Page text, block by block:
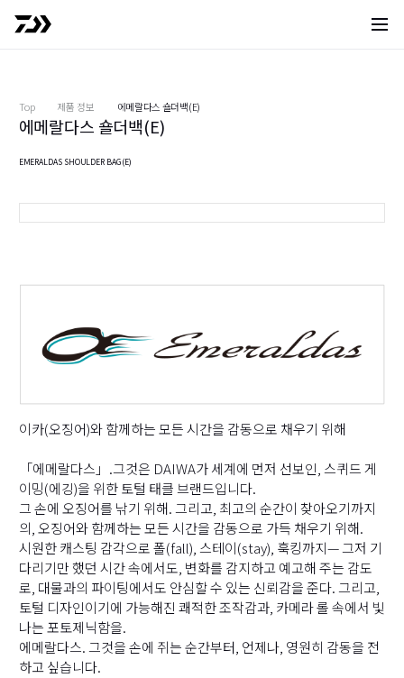
사이
Top 제품 정보 에메랄다스 숄더백(E)
에메랄다스 숄더백(E)
EMERALDAS SHOULDER BAG(E)
이카(오징어)와 함께하는 모든 시간을 감동으로 채우기 위해
「에메랄다스」.그것은 DAIWA가 세계에 먼저 선보인, 스퀴드 게
이밍(에깅)을 위한 토털 태클 브랜드입니다.
그 손에 오징어를 낚기 위해. 그리고, 최고의 순간이 찾아오기까지
의, 오징어와 함께하는 모든 시간을 감동으로 가득 채우기 위해.
시원한 캐스팅 감각으로 폴(fall), 스테이(stay), 훅킹까지— 그저 기
다리기만 했던 시간 속에서도, 변화를 감지하고 예고해 주는 감도
로, 대물과의 파이팅에서도 안심할 수 있는 신뢰감을 준다. 그리고,
토털 디자인이기에 가능해진 쾌적한 조작감과, 카메라 롤 속에서 빛
나는 포토제닉함을.
에메랄다스. 그것을 손에 쥐는 순간부터, 언제나, 영원히 감동을 전
하고 싶습니다.